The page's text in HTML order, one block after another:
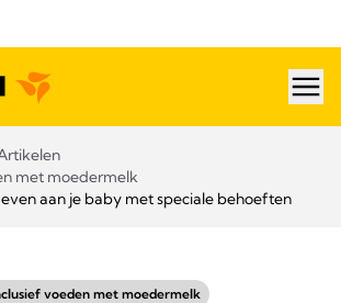
met moedermelk
aan je baby met speciale behoeften
voeden met moedermelk